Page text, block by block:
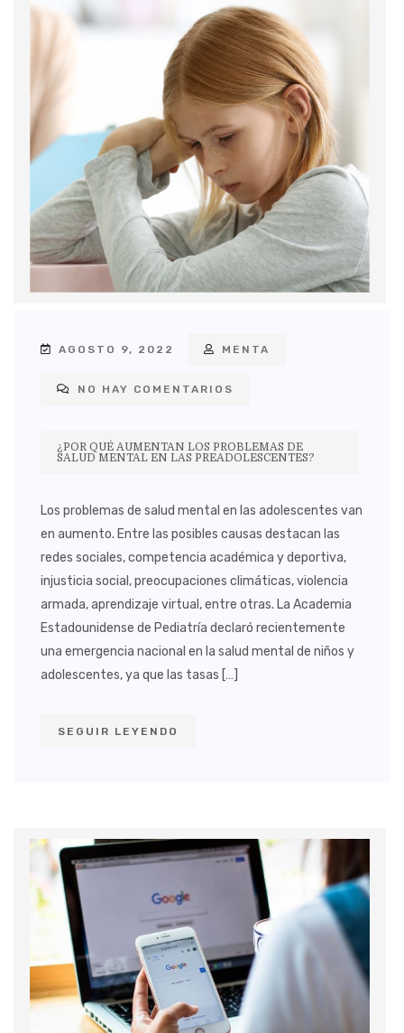
AGOSTO 9, 2022 MENTA
NO HAY COMENTARIOS
¿POR QUÉ AUMENTAN LOS PROBLEMAS DE
SALUD MENTAL EN LAS PREADOLESCENTES?
Los problemas de salud mental en las adolescentes van
en aumento. Entre las posibles causas destacan las
redes sociales, competencia académica y deportiva,
injusticia social, preocupaciones climáticas, violencia
armada, aprendizaje virtual, entre otras. La Academia
Estadounidense de Pediatría declaró recientemente
una emergencia nacional en la salud mental de niños y
adolescentes, ya que las tasas […]
SEGUIR LEYENDO